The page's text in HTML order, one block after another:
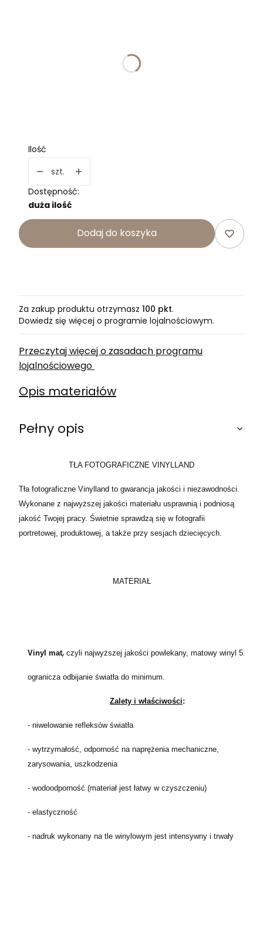
Ilość
szt.
Dostępność:
duża ilość
Dodaj do koszyka
Za zakup produktu otrzymasz 100 pkt.
Dowiedz się więcej o programie lojalnościowym.
Przeczytaj więcej o zasadach programu
lojalnościowego
Opis materiałów
Pełny opis
TŁA FOTOGRAFICZNE VINYLLAND
Tła fotograficzne Vinylland to gwarancja jakości i niezawodności.
Wykonane z najwyższej jakości materiału usprawnią i podniosą
jakość Twojej pracy. Świetnie sprawdzą się w fotografii
portretowej, produktowej, a także przy sesjach dziecięcych.
MATERIAŁ
Vinyl mat, czyli najwyższej jakości powlekany, matowy winyl 510g,
ogranicza odbijanie światła do minimum.
Zalety i właściwości:
- niwelowanie refleksów światła
- wytrzymałość, odporność na naprężenia mechaniczne,
zarysowania, uszkodzenia
- wodoodporność (materiał jest łatwy w czyszczeniu)
- elastyczność
- nadruk wykonany na tle winylowym jest intensywny i trwały